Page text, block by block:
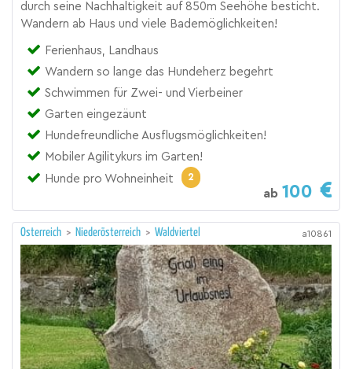
durch seine Nachhaltigkeit auf 850m Seehöhe besticht.
Wandern ab Haus und viele Bademöglichkeiten!
Ferienhaus, Landhaus
Wandern so lange das Hundeherz begehrt
Schwimmen für Zwei- und Vierbeiner
Garten eingezäunt
Hundefreundliche Ausflugsmöglichkeiten!
Mobiler Agilitykurs im Garten!
Hunde pro Wohneinheit
2
ab 100
Österreich > Niederösterreich > Waldviertel a10861